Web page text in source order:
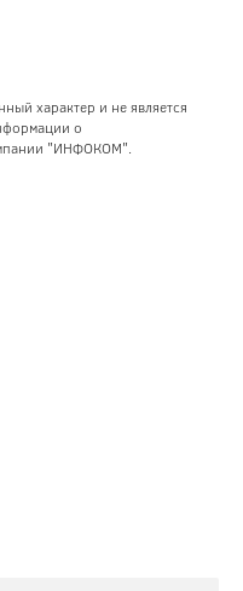
характер и не является
о
"ИНФОКОМ".